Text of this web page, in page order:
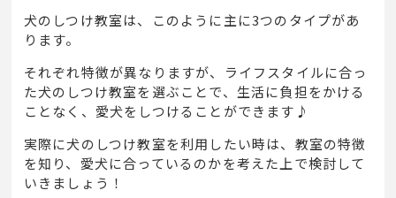
犬のしつけ教室は、このように主に3つのタイプがあ
ります。
それぞれ特徴が異なりますが、ライフスタイルに合っ
た犬のしつけ教室を選ぶことで、生活に負担をかける
ことなく、愛犬をしつけることができます♪
実際に犬のしつけ教室を利用したい時は、教室の特徴
を知り、愛犬に合っているのかを考えた上で検討して
いきましょう！